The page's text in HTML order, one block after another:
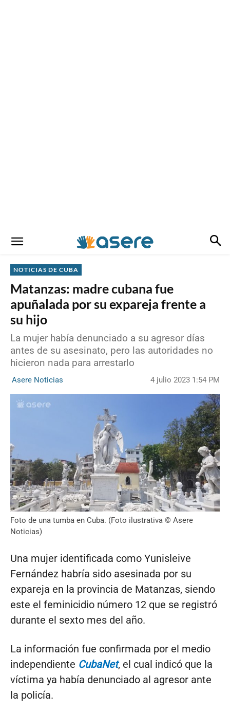
NOTICIAS DE CUBA
Matanzas: madre cubana fue
apuñalada por su expareja frente a
su hijo
La mujer había denunciado a su agresor días
antes de su asesinato, pero las autoridades no
hicieron nada para arrestarlo
Asere Noticias 4 julio 2023 1:54 PM
Foto de una tumba en Cuba. (Foto ilustrativa © Asere
Noticias)
Una mujer identificada como Yunisleive
Fernández habría sido asesinada por su
expareja en la provincia de Matanzas, siendo
este el feminicidio número 12 que se registró
durante el sexto mes del año.
La información fue confirmada por el medio
independiente CubaNet, el cual indicó que la
víctima ya había denunciado al agresor ante
la policía.